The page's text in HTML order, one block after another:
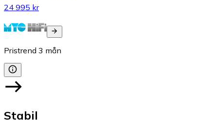
24 995 kr
Pristrend 3 mån
Stabil